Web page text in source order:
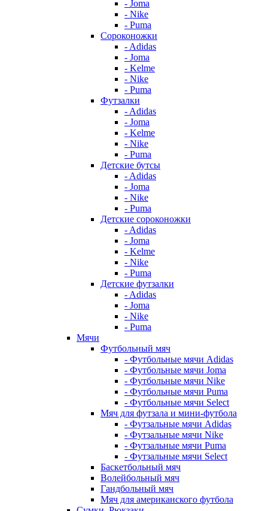
- Joma
- Nike
- Puma
Сороконожки
- Adidas
- Joma
- Kelme
- Nike
- Puma
Футзалки
- Adidas
- Joma
- Kelme
- Nike
- Puma
Детские бутсы
- Adidas
- Joma
- Nike
- Puma
Детские сороконожки
- Adidas
- Joma
- Kelme
- Nike
- Puma
Детские футзалки
- Adidas
- Joma
- Nike
- Puma
Мячи
Футбольный мяч
- Футбольные мячи Adidas
- Футбольные мячи Joma
- Футбольные мячи Nike
- Футбольные мячи Puma
- Футбольные мячи Select
Мяч для футзала и мини-футбола
- Футзальные мячи Adidas
- Футзальные мячи Nike
- Футзальные мячи Puma
- Футзальные мячи Select
Баскетбольный мяч
Волейбольный мяч
Гандбольный мяч
Мяч для американского футбола